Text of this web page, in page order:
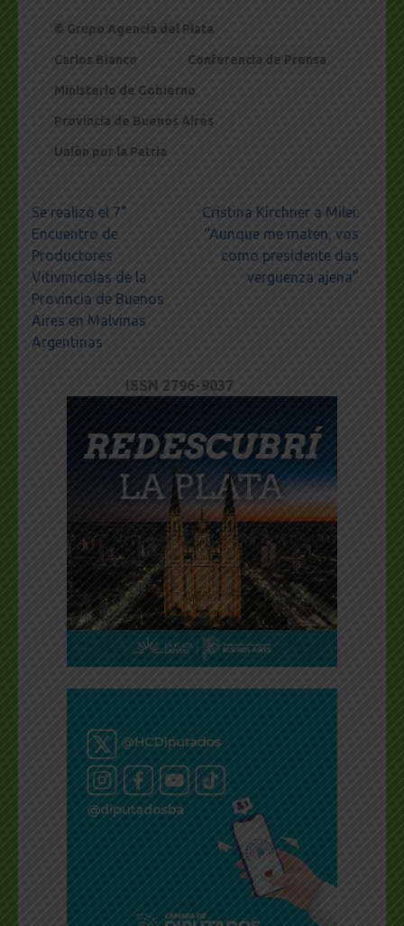
© Grupo Agencia del Plata
Carlos Bianco Conferencia de Prensa
Ministerio de Gobierno
Provincia de Buenos Aires
Unión por la Patria
Navegación
de
entradas
Se realizó el 7°
Encuentro de
Productores
Vitivinícolas de la
Provincia de Buenos
Aires en Malvinas
Argentinas
Cristina Kirchner a Milei:
“Aunque me maten, vos
como presidente das
vergüenza ajena”
ISSN 2796-9037